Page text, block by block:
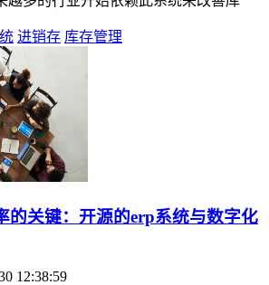
进销存 库存管理
的关键：开源的erp系统与数字化
12:38:59